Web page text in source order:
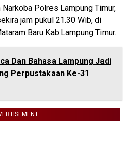
Polres Lampung Timur,
jam pukul 21.30 Wib, di
Baru Kab.Lampung Timur.
Dan Bahasa Lampung Jadi
Perpustakaan Ke-31